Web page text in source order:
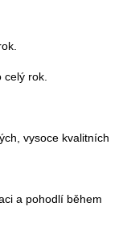
rok.
vysoce kvalitních
a pohodlí během